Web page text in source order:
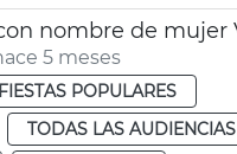
5 meses
POPULARES
TODAS LAS AUDIENCIAS